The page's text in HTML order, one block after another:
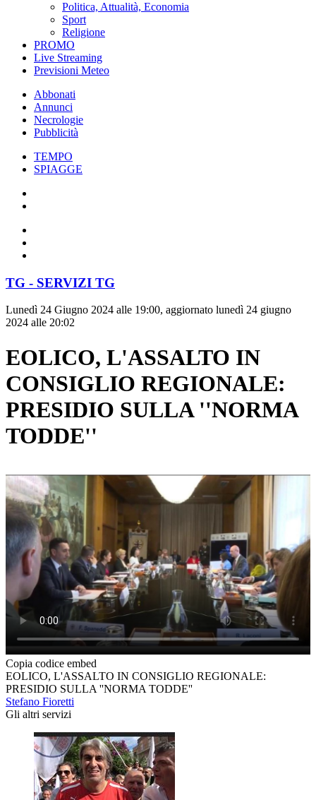
Politica, Attualità, Economia
Sport
Religione
PROMO
Live Streaming
Previsioni Meteo
Abbonati
Annunci
Necrologie
Pubblicità
TEMPO
SPIAGGE
TG - SERVIZI TG
Lunedì 24 Giugno 2024 alle 19:00, aggiornato lunedì 24 giugno
2024 alle 20:02
EOLICO, L'ASSALTO IN
CONSIGLIO REGIONALE:
PRESIDIO SULLA ''NORMA
TODDE''
Copia codice embed
EOLICO, L'ASSALTO IN CONSIGLIO REGIONALE:
PRESIDIO SULLA ''NORMA TODDE''
Stefano Fioretti
Gli altri servizi